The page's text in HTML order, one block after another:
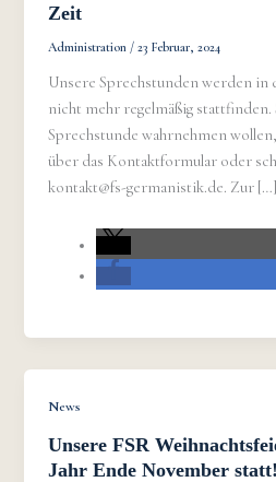
Zeit
Administration /23 Februar, 2024
Unsere Sprechstunden werden in
nicht mehr regelmäßig stattfinden.
Sprechstunde wahrnehmen
über das Kontaktformular oder
kontakt@fs-germanistik.de. Zur […]
News
Unsere FSR
Jahr Ende November statt!